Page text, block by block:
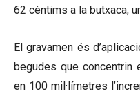
62 cèntims a la butxaca,
El gravamen és
begudes que concentrin
en 100 mil·límetres